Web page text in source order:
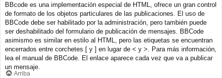
BBcode es una implementación especial de HTML, ofrece un gran control
de formato de los objetos particulares de las publicaciones. El uso de
BBCode debe ser habilitado por la administración, pero también puede
ser deshabilitado del formulario de publicación de mensajes. BBCode
asimismo es similar en estilo al HTML, pero las etiquetas se encuentran
encerrados entre corchetes [ y ] en lugar de < y >. Para más información,
lea el manual de BBCode. El enlace aparece cada vez que va a publicar
un mensaje.
Arriba